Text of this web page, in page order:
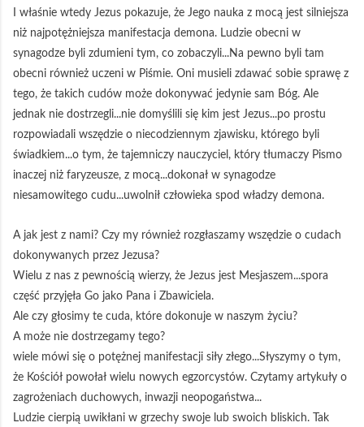
I właśnie wtedy Jezus pokazuje, że Jego nauka z mocą jest silniejsza
niż najpotężniejsza manifestacja demona. Ludzie obecni w
synagodze byli zdumieni tym, co zobaczyli...Na pewno byli tam
obecni również uczeni w Piśmie. Oni musieli zdawać sobie sprawę z
tego, że takich cudów może dokonywać jedynie sam Bóg. Ale
jednak nie dostrzegli...nie domyślili się kim jest Jezus...po prostu
rozpowiadali wszędzie o niecodziennym zjawisku, którego byli
świadkiem...o tym, że tajemniczy nauczyciel, który tłumaczy Pismo
inaczej niż faryzeusze, z mocą...dokonał w synagodze
niesamowitego cudu...uwolnił człowieka spod władzy demona.
A jak jest z nami? Czy my również rozgłaszamy wszędzie o cudach
dokonywanych przez Jezusa?
Wielu z nas z pewnością wierzy, że Jezus jest Mesjaszem...spora
część przyjęła Go jako Pana i Zbawiciela.
Ale czy głosimy te cuda, które dokonuje w naszym życiu?
A może nie dostrzegamy tego?
wiele mówi się o potężnej manifestacji siły złego...Słyszymy o tym,
że Kościół powołał wielu nowych egzorcystów. Czytamy artykuły o
zagrożeniach duchowych, inwazji neopogaństwa...
Ludzie cierpią uwikłani w grzechy swoje lub swoich bliskich. Tak